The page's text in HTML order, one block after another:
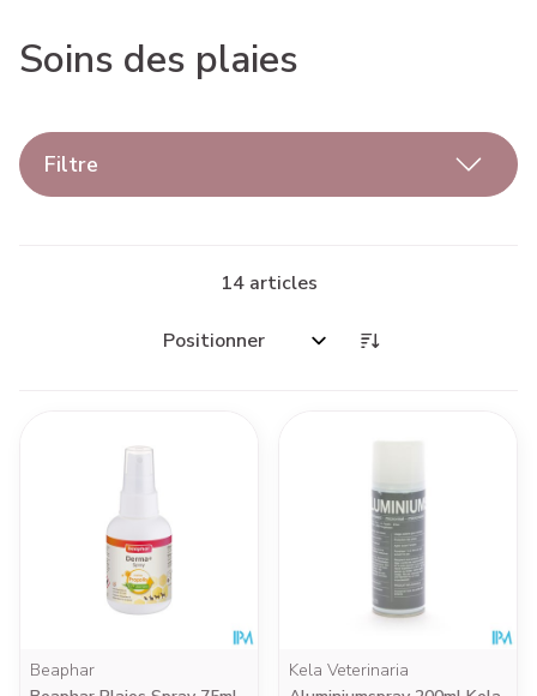
Soins des plaies
Filtre
14articles
Trier par:
Beaphar
Kela Veterinaria